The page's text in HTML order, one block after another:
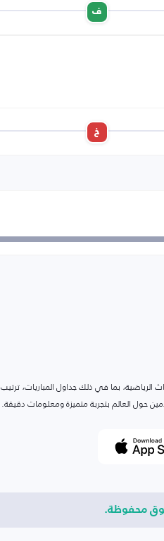
ف
خ
بما في ذلك جداول المباريات، ترتيب
حول العالم بتجربة متميزة ومعلومات دقيقة.